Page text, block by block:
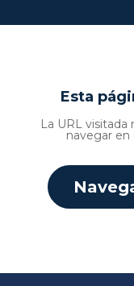
Esta
La URL
navegar en